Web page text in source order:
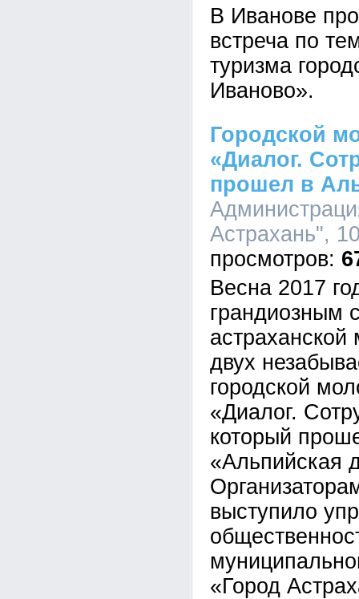
В Иванове
встреча по
туризма
Иваново».
Городской
«Диалог.
прошел в
Астрахань",
Весна 2017
грандиозным
двух
городской
«Диалог.
который
«Альпийская
выступило
«Город